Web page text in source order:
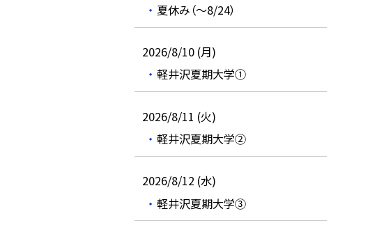
夏休み（～8/24）
2026/8/10 (月)
軽井沢夏期大学①
2026/8/11 (火)
軽井沢夏期大学②
2026/8/12 (水)
軽井沢夏期大学③